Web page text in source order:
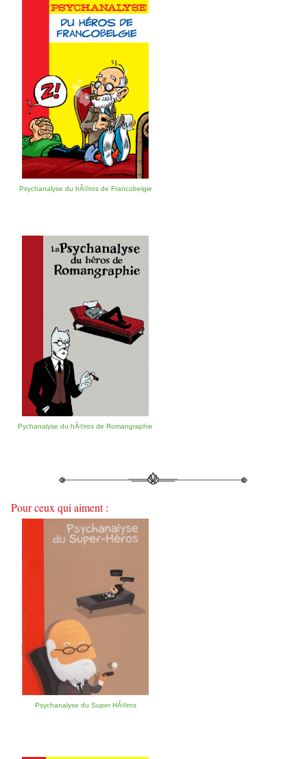
Psychanalyse du hÃ©ros de Francobelgie
Pychanalyse du hÃ©ros de Romangraphie
Pour ceux qui aiment :
Psychanalyse du Super HÃ©ros